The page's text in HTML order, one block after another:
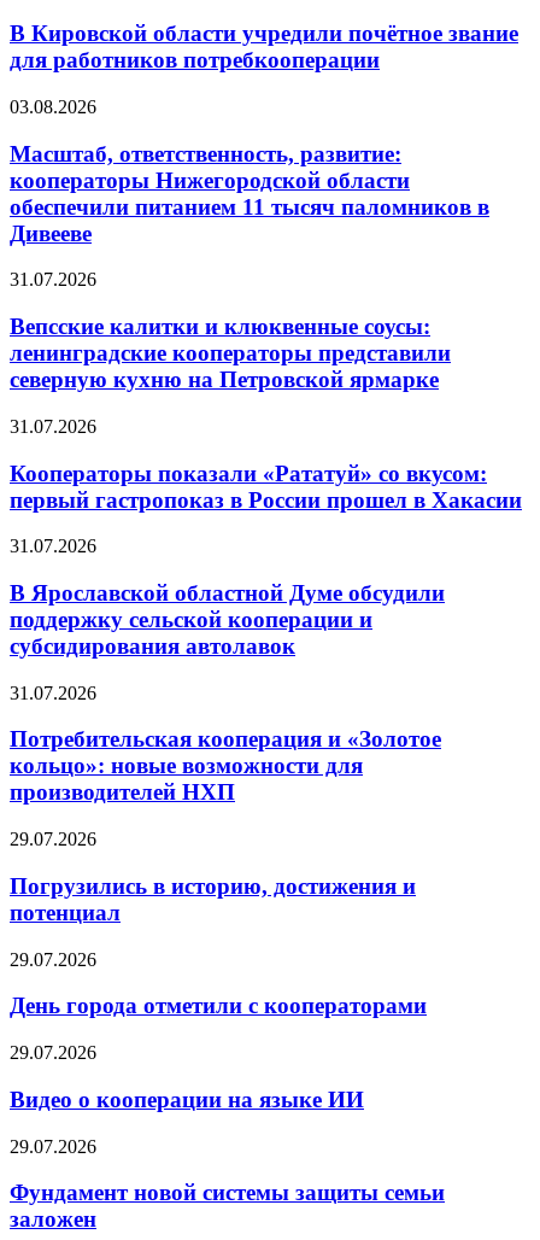
В Кировской области учредили почётное звание
для работников потребкооперации
03.08.2026
Масштаб, ответственность, развитие:
кооператоры Нижегородской области
обеспечили питанием 11 тысяч паломников в
Дивееве
31.07.2026
Вепсские калитки и клюквенные соусы:
ленинградские кооператоры представили
северную кухню на Петровской ярмарке
31.07.2026
Кооператоры показали «Рататуй» со вкусом:
первый гастропоказ в России прошел в Хакасии
31.07.2026
В Ярославской областной Думе обсудили
поддержку сельской кооперации и
субсидирования автолавок
31.07.2026
Потребительская кооперация и «Золотое
кольцо»: новые возможности для
производителей НХП
29.07.2026
Погрузились в историю, достижения и
потенциал
29.07.2026
День города отметили с кооператорами
29.07.2026
Видео о кооперации на языке ИИ
29.07.2026
Фундамент новой системы защиты семьи
заложен